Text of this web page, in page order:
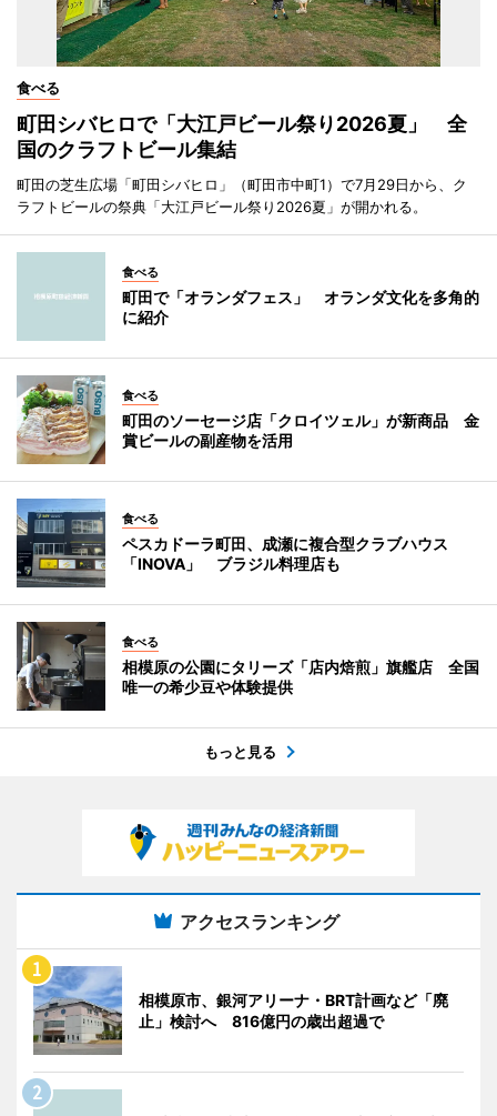
食べる
町田シバヒロで「大江戸ビール祭り2026夏」 全
国のクラフトビール集結
町田の芝生広場「町田シバヒロ」（町田市中町1）で7月29日から、ク
ラフトビールの祭典「大江戸ビール祭り2026夏」が開かれる。
食べる
町田で「オランダフェス」 オランダ文化を多角的
に紹介
食べる
町田のソーセージ店「クロイツェル」が新商品 金
賞ビールの副産物を活用
食べる
ペスカドーラ町田、成瀬に複合型クラブハウス
「INOVA」 ブラジル料理店も
食べる
相模原の公園にタリーズ「店内焙煎」旗艦店 全国
唯一の希少豆や体験提供
もっと見る
アクセスランキング
相模原市、銀河アリーナ・BRT計画など「廃
止」検討へ 816億円の歳出超過で